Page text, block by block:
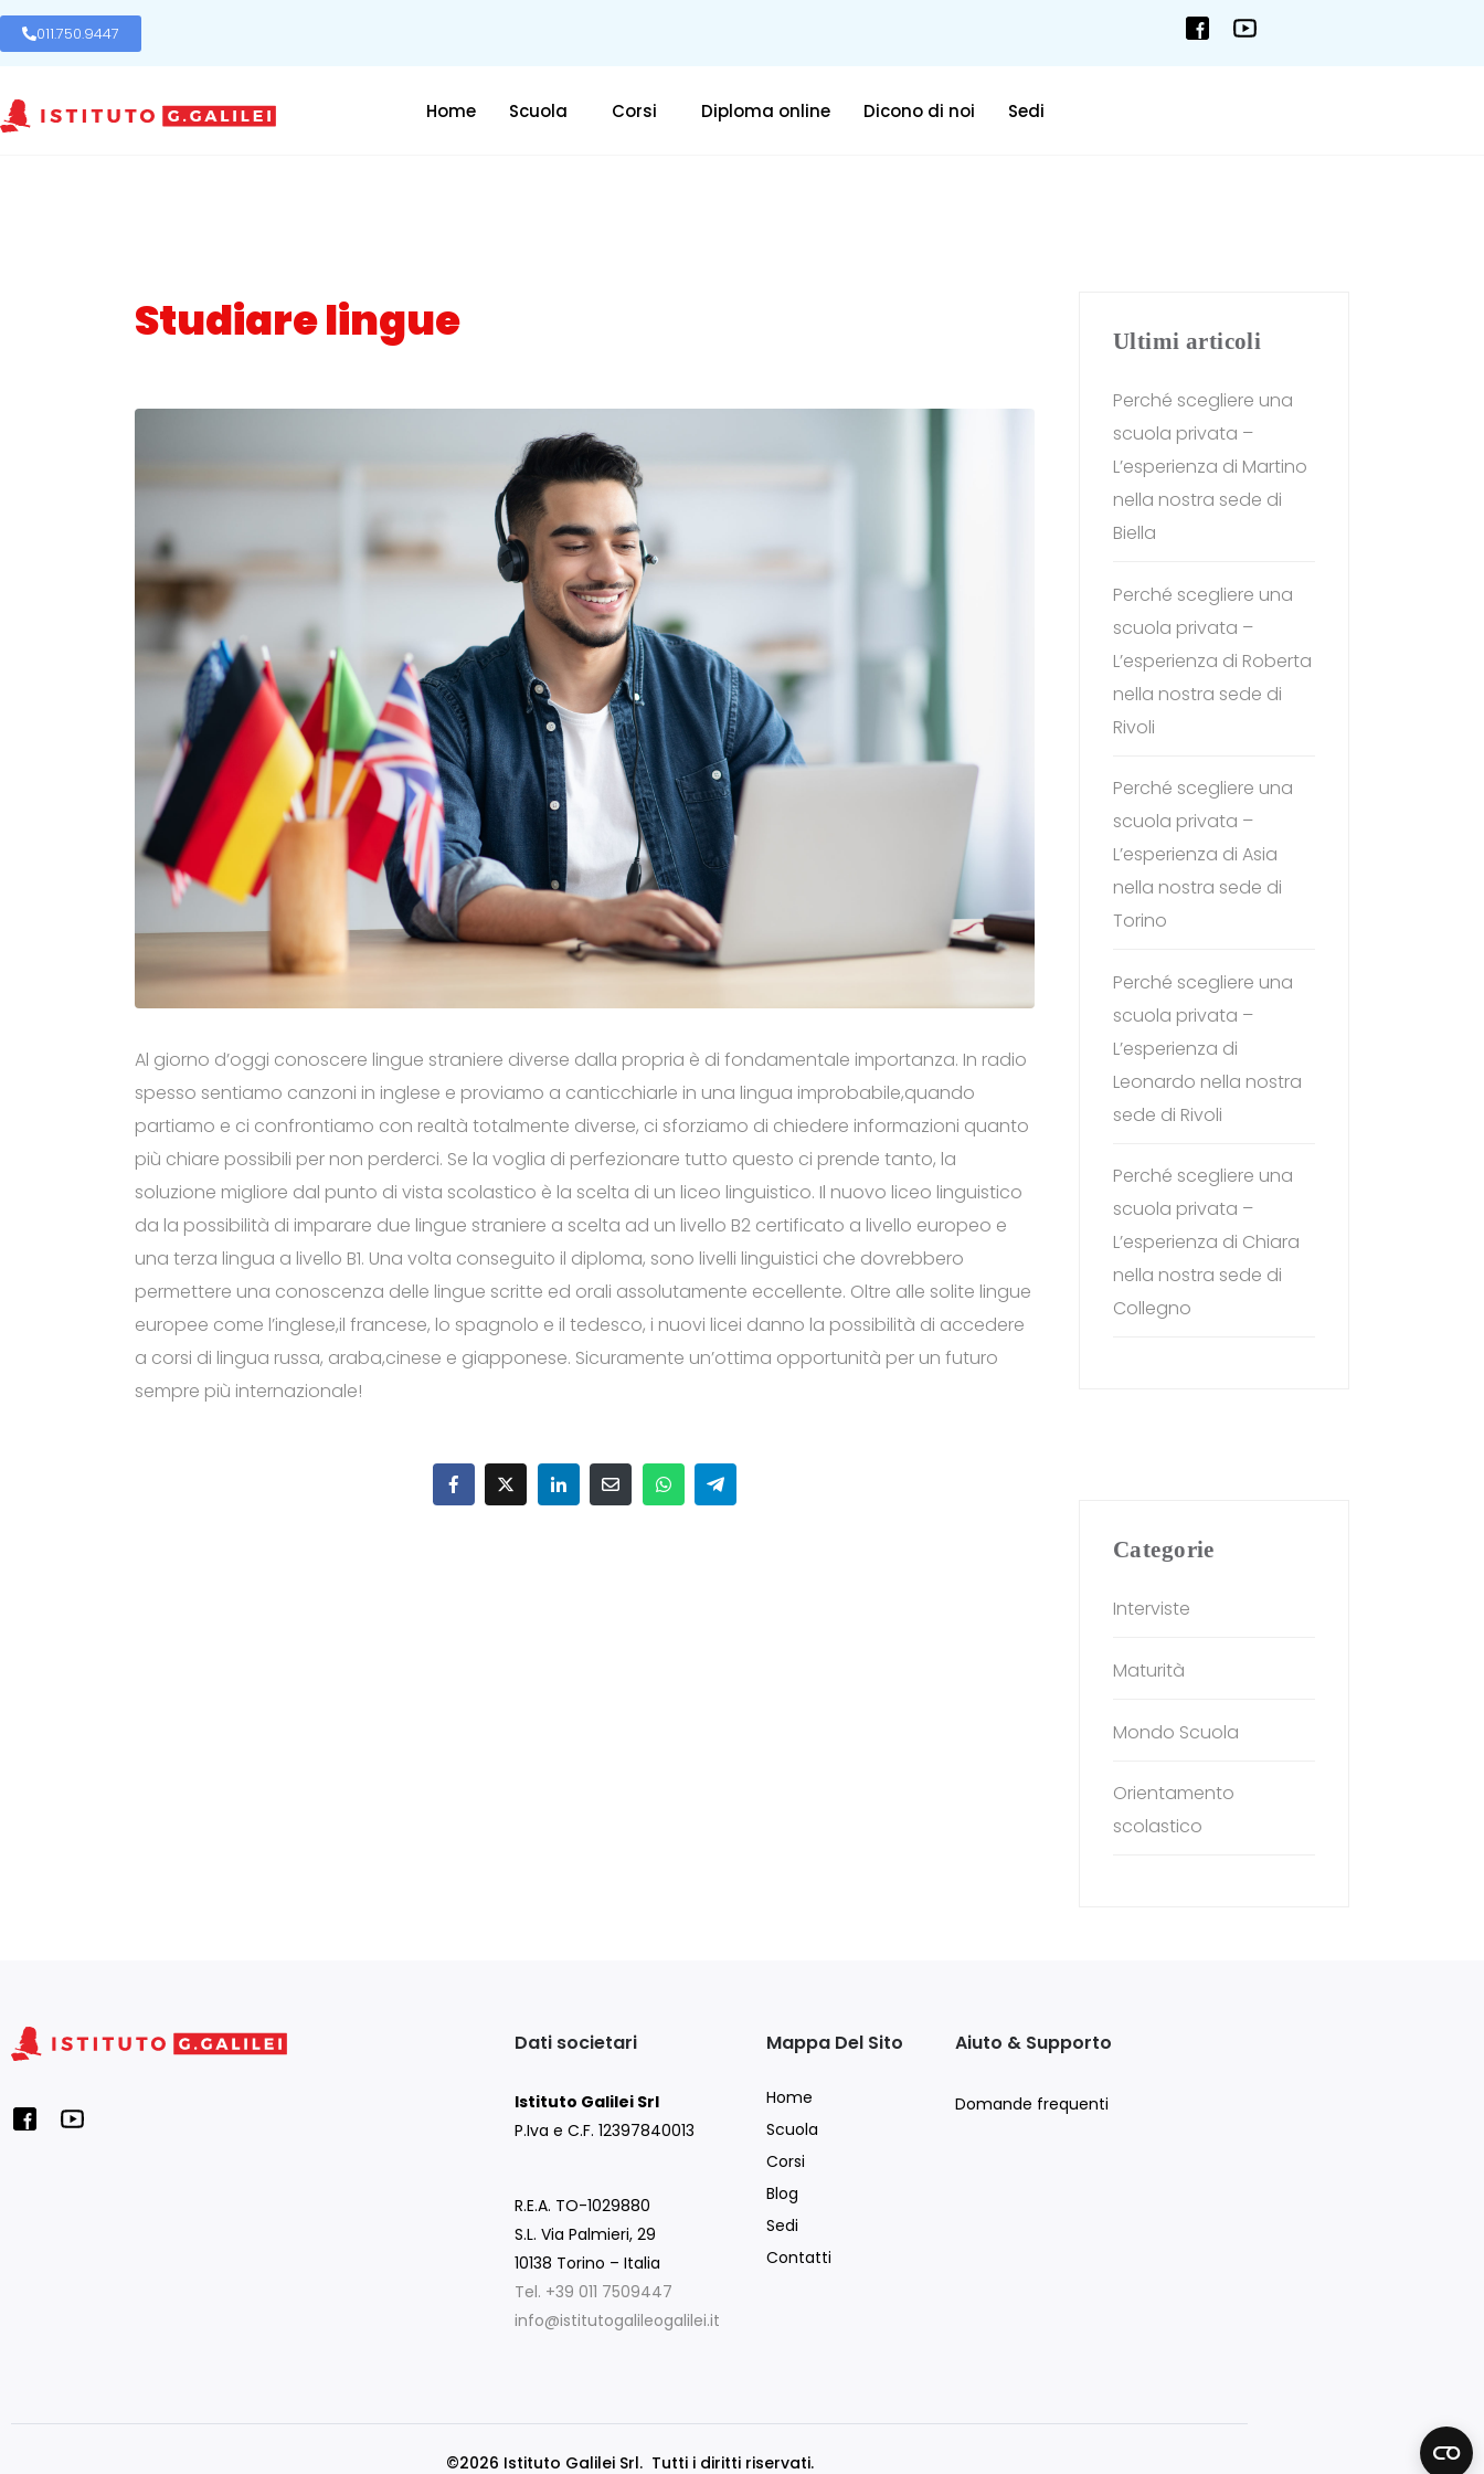
011.750.9447
Home Scuola Corsi Diploma online Dicono di noi Sedi
Studiare lingue
Al giorno d’oggi conoscere lingue straniere diverse dalla propria è di fondamentale importanza. In radio
spesso sentiamo canzoni in inglese e proviamo a canticchiarle in una lingua improbabile,quando
partiamo e ci confrontiamo con realtà totalmente diverse, ci sforziamo di chiedere informazioni quanto
più chiare possibili per non perderci. Se la voglia di perfezionare tutto questo ci prende tanto, la
soluzione migliore dal punto di vista scolastico è la scelta di un liceo linguistico. Il nuovo liceo linguistico
da la possibilità di imparare due lingue straniere a scelta ad un livello B2 certificato a livello europeo e
una terza lingua a livello B1. Una volta conseguito il diploma, sono livelli linguistici che dovrebbero
permettere una conoscenza delle lingue scritte ed orali assolutamente eccellente. Oltre alle solite lingue
europee come l’inglese,il francese, lo spagnolo e il tedesco, i nuovi licei danno la possibilità di accedere
a corsi di lingua russa, araba,cinese e giapponese. Sicuramente un’ottima opportunità per un futuro
sempre più internazionale!
Ultimi articoli
Perché scegliere una
scuola privata –
L’esperienza di Martino
nella nostra sede di
Biella
Perché scegliere una
scuola privata –
L’esperienza di Roberta
nella nostra sede di
Rivoli
Perché scegliere una
scuola privata –
L’esperienza di Asia
nella nostra sede di
Torino
Perché scegliere una
scuola privata –
L’esperienza di
Leonardo nella nostra
sede di Rivoli
Perché scegliere una
scuola privata –
L’esperienza di Chiara
nella nostra sede di
Collegno
Categorie
Interviste
Maturità
Mondo Scuola
Orientamento
scolastico
Dati societari
Istituto Galilei Srl
P.Iva e C.F. 12397840013
R.E.A. TO-1029880
S.L. Via Palmieri, 29
10138 Torino – Italia
Tel. +39 011 7509447
info@istitutogalileogalilei.it
Mappa Del Sito
Home
Scuola
Corsi
Blog
Sedi
Contatti
Aiuto & Supporto
Domande frequenti
©2026 Istituto Galilei Srl. Tutti i diritti riservati.